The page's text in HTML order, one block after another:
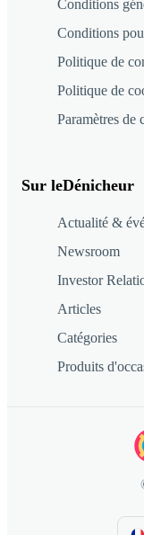
Conditions
Conditions
Politique de
Politique de
Paramètres de
Sur leDénicheur
Actualité &
Newsroom
Investor
Articles
Catégories
Produits